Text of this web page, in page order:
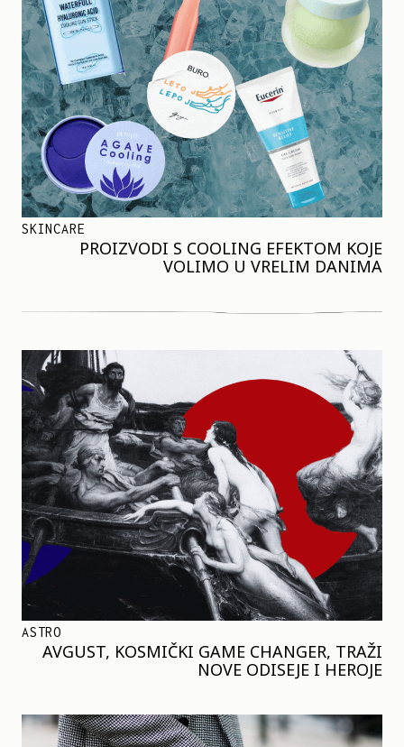
SKINCARE
PROIZVODI S COOLING EFEKTOM KOJE
VOLIMO U VRELIM DANIMA
ASTRO
AVGUST, KOSMIČKI GAME CHANGER, TRAŽI
NOVE ODISEJE I HEROJE